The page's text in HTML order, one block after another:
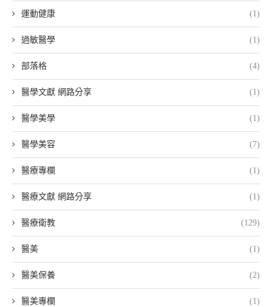
運動健康 (1)
過敏醫學 (1)
部落格 (4)
醫學文獻 網路分享 (1)
醫學美學 (1)
醫學美容 (7)
醫療專欄 (1)
醫療文獻 網路分享 (1)
醫療衛教 (129)
醫美 (1)
醫美保養 (2)
醫美專欄 (1)